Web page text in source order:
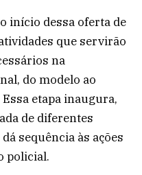
início dessa oferta de
que servirão
na
do modelo ao
etapa inaugura,
de diferentes
sequência às ações
policial.